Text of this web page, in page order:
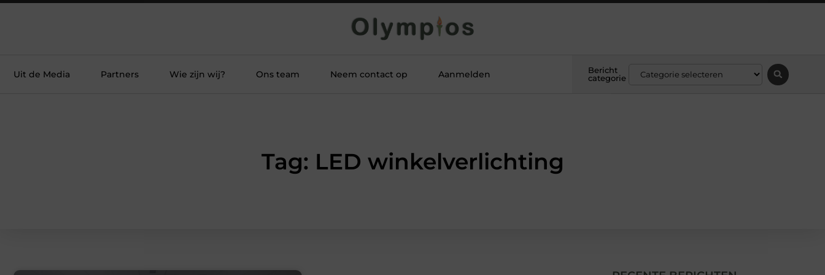
Uit de Media Partners Wie zijn wij? Ons team Neem contact op Aanmelden
Bericht
categorie
Tag: LED winkelverlichting